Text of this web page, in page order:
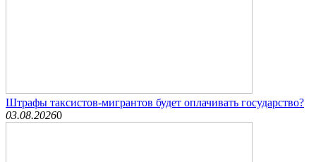
Штрафы таксистов-мигрантов будет оплачивать государство?
03.08.20260